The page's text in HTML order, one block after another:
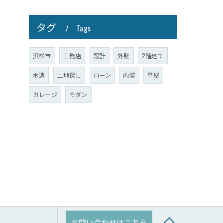
タグ Tags
浜松市 工務店 設計 外壁 2階建て
木造 土地探し ローン 内装 平屋
ガレージ モダン